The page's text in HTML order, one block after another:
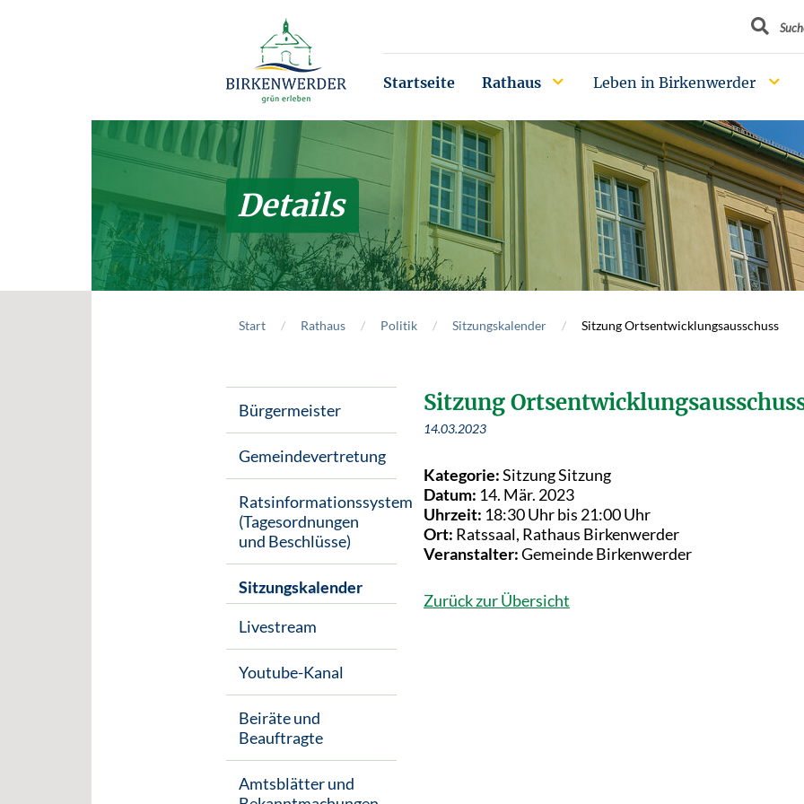
Startseite Rathaus Leben in Birkenwerder
Details
Start Rathaus Politik Sitzungskalender Sitzung Ortsentwicklungsausschuss
Bürgermeister
Gemeindevertretung
Ratsinformationssystem
(Tagesordnungen
und Beschlüsse)
Sitzungskalender
Livestream
Youtube-Kanal
Beiräte und
Beauftragte
Amtsblätter und
Sitzung
14.03.2023
Kategorie:Sitzung Sitzung
Datum: 14. Mär. 2023
Uhrzeit: 18:30 Uhr bis 21:00 Uhr
Ort: Ratssaal, Rathaus Birkenwerder
Veranstalter:Gemeinde Birkenwerder
Zurück zur Übersicht